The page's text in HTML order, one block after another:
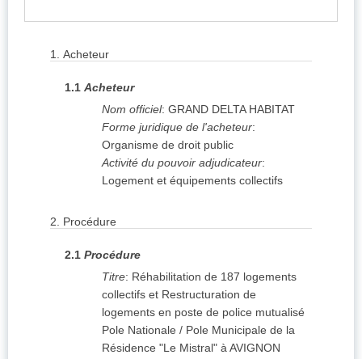
1. Acheteur
1.1 Acheteur
Nom officiel: GRAND DELTA HABITAT
Forme juridique de l'acheteur:
Organisme de droit public
Activité du pouvoir adjudicateur:
Logement et équipements collectifs
2. Procédure
2.1 Procédure
Titre: Réhabilitation de 187 logements
collectifs et Restructuration de
logements en poste de police mutualisé
Pole Nationale / Pole Municipale de la
Résidence "Le Mistral" à AVIGNON